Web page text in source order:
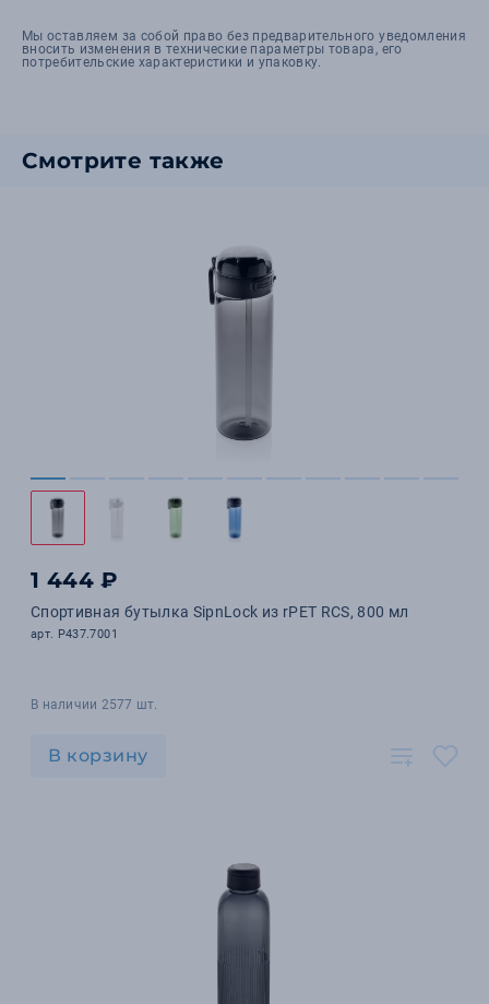
Мы оставляем за собой право без предварительного уведомления
вносить изменения в технические параметры товара, его
потребительские характеристики и упаковку.
Смотрите также
1 444 ₽
Спортивная бутылка SipnLock из rPET RCS, 800 мл
арт. P437.7001
В наличии 2577 шт.
В корзину